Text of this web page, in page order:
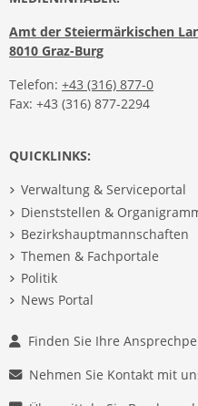
Amt der Steiermärkischen
8010 Graz-Burg
Telefon: +43 (316) 877-0
Fax: +43 (316) 877-2294
QUICKLINKS:
Verwaltung & Serviceportal
Dienststellen &
Bezirkshauptmannschaften
Themen & Fachportale
Politik
News Portal
Finden Sie Ihre
Nehmen Sie Kontakt mit